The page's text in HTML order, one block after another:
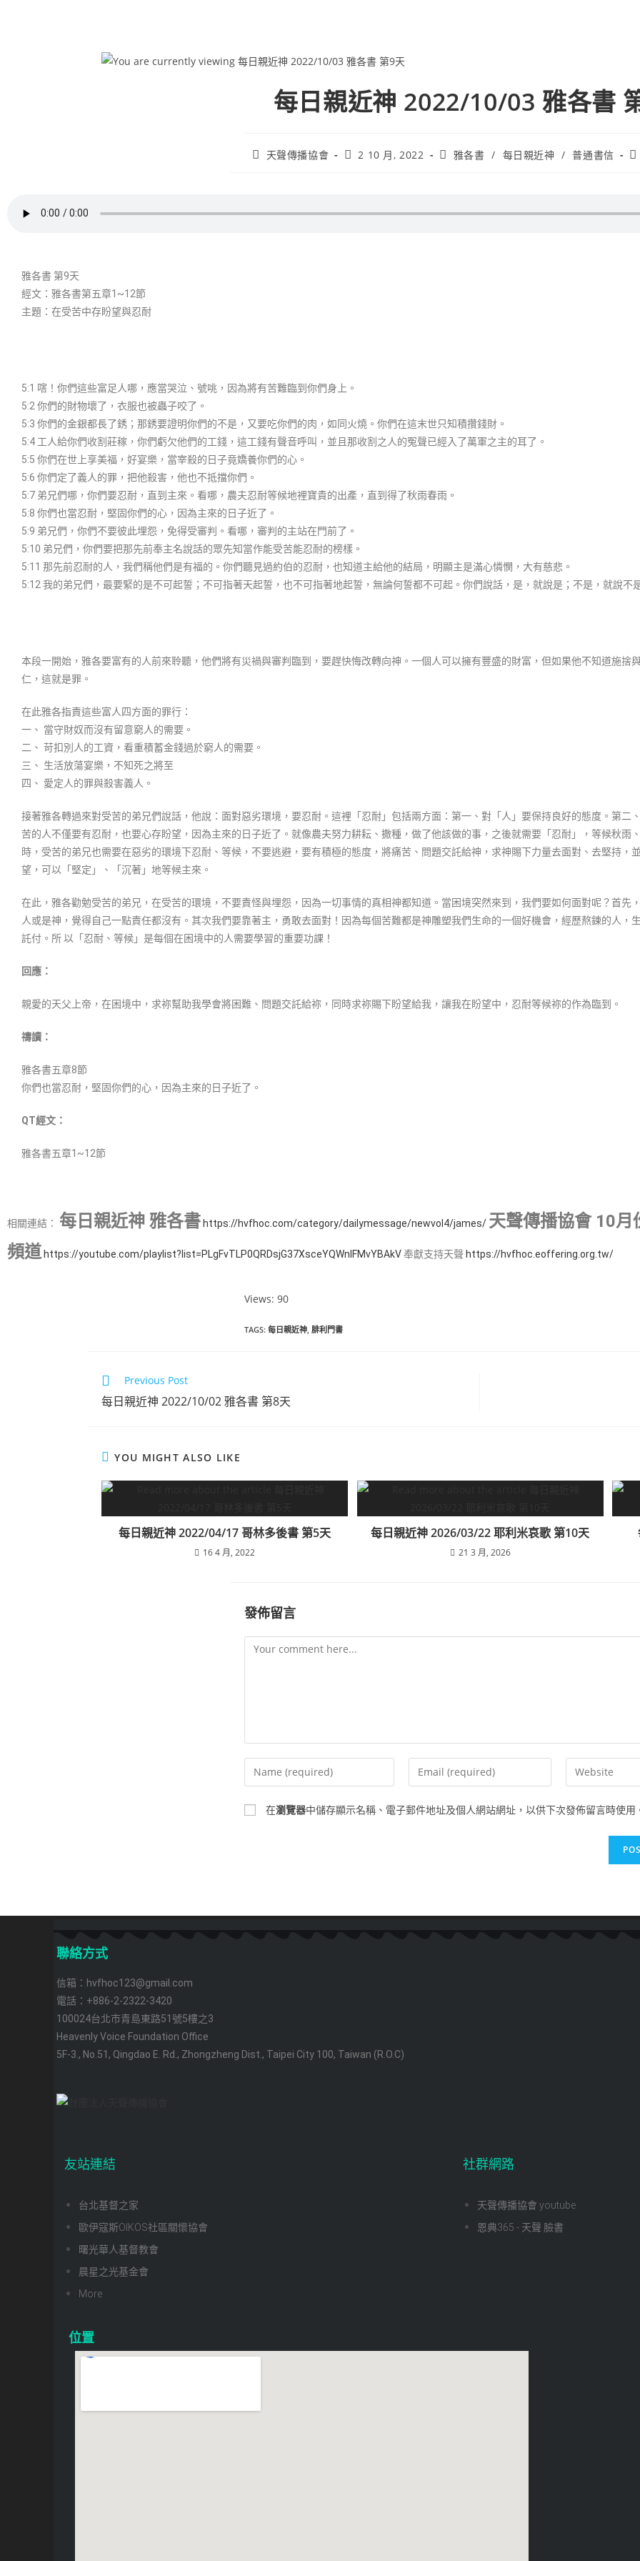
每日親近神 2022/10/03 雅各書
天聲傳播協會 2 10 月, 2022 雅各書 / 每日親近神 / 普通書信
雅各書 第9天
經文：雅各書第五章1~12節
主題：在受苦中存盼望與忍耐
5:1 嗐！你們這些富足人哪，應當哭泣、號咷，因為將有苦難臨到你們身上。
5:2 你們的財物壞了，衣服也被蟲子咬了。
5:3 你們的金銀都長了銹；那銹要證明你們的不是，又要吃你們的肉，如同火燒。你們在這末世只知積攢錢財。
5:4 工人給你們收割莊稼，你們虧欠他們的工錢，這工錢有聲音呼叫，並且那收割之人的冤聲已經入了萬軍之主的耳了。
5:5 你們在世上享美福，好宴樂，當宰殺的日子竟嬌養你們的心。
5:6 你們定了義人的罪，把他殺害，他也不抵擋你們。
5:7 弟兄們哪，你們要忍耐，直到主來。看哪，農夫忍耐等候地裡寶貴的出產，直到得了秋雨春雨。
5:8 你們也當忍耐，堅固你們的心，因為主來的日子近了。
5:9 弟兄們，你們不要彼此埋怨，免得受審判。看哪，審判的主站在門前了。
5:10 弟兄們，你們要把那先前奉主名說話的眾先知當作能受苦能忍耐的榜樣。
5:11 那先前忍耐的人，我們稱他們是有福的。你們聽見過約伯的忍耐，也知道主給他的結局，明顯主是滿心憐憫，大有慈悲。
5:12 我的弟兄們，最要緊的是不可起誓；不可指著天起誓，也不可指著地起誓，無論何誓都不可起。你們說話，是，就說是；不是，就說不
本段一開始，雅各要富有的人前來聆聽，他們將有災禍與審判臨到，要趕快悔改轉向神。一個人可以擁有豐盛的財富，但如果他不知道施捨
仁，這就是罪。
在此雅各指責這些富人四方面的罪行：
一、 當守財奴而沒有留意窮人的需要。
二、 苛扣別人的工資，看重積蓄金錢過於窮人的需要。
三、 生活放蕩宴樂，不知死之將至
四、 愛定人的罪與殺害義人。
接著雅各轉過來對受苦的弟兄們說話，他說：面對惡劣環境，要忍耐。這裡「忍耐」包括兩方面：第一、對「人」要保持良好的態度。第二
苦的人不僅要有忍耐，也要心存盼望，因為主來的日子近了。就像農夫努力耕耘、撒種，做了他該做的事，之後就需要「忍耐」，等候秋雨
時，受苦的弟兄也需要在惡劣的環境下忍耐、等候，不要逃避，要有積極的態度，將痛苦、問題交託給神，求神賜下力量去面對、去堅持，
望，可以「堅定」、「沉著」地等候主來。
在此，雅各勸勉受苦的弟兄，在受苦的環境，不要責怪與埋怨，因為一切事情的真相神都知道。當困境突然來到，我們要如何面對呢？首先
人或是神，覺得自己一點責任都沒有。其次我們要靠著主，勇敢去面對！因為每個苦難都是神雕塑我們生命的一個好機會，經歷熬鍊的人，
託付。所 以「忍耐、等候」是每個在困境中的人需要學習的重要功課！
回應：
親愛的天父上帝，在困境中，求祢幫助我學會將困難、問題交託給祢，同時求祢賜下盼望給我，讓我在盼望中，忍耐等候祢的作為臨到。
禱讀：
雅各書五章8節
你們也當忍耐，堅固你們的心，因為主來的日子近了。
QT經文：
雅各書五章1~12節
相關連結： 每日親近神 雅各書 https://hvfhoc.com/category/dailymessage/newvol4/james/ 天聲傳播協會 10月
頻道 https://youtube.com/playlist?list=PLgFvTLP0QRDsjG37XsceYQWnIFMvYBAkV奉獻支持天聲 https://hvfhoc.eoffering.org.tw/
Views: 90
TAGS: 每日親近神 腓利門書
Previous Post
每日親近神 2022/10/02 雅各書 第8天
YOU MIGHT ALSO LIKE
每日親近神 2022/04/17 哥林多後書 第5天
16 4 月, 2022
每日親近神 2026/03/22 耶利米哀歌 第10天
21 3 月, 2026
發佈留言
在瀏覽器中儲存顯示名稱、電子郵件地址及個人網站網址，以供下次發佈留言時使用
聯絡方式
信箱：hvfhoc123@gmail.com
電話：+886-2-2322-3420
100024台北市青島東路51號5樓之3
Heavenly Voice Foundation Office
5F-3., No.51, Qingdao E. Rd., Zhongzheng Dist., Taipei City 100, Taiwan (R.O.C)
友站連結
台北基督之家
歐伊寇斯OIKOS社區關懷協會
曙光華人基督教會
晨星之光基金會
More
社群網路
天聲傳播協會 youtube
恩典365 - 天聲 臉書
位置